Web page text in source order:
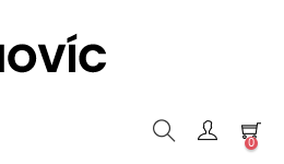
0